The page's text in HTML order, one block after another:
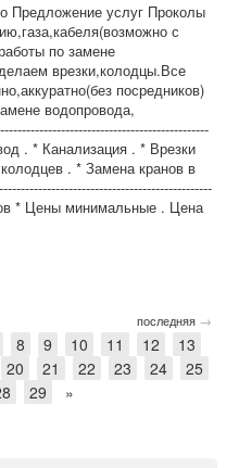
Предложение услуг Проколы
с
по замене
врезки,колодцы.Все
посредников)
водопровода,
. * Канализация . * Врезки
. * Замена кранов в
* Цены минимальные . Цена
последняя →
8 9 10 11 12
13
20 21 22 23 24
25
29 »